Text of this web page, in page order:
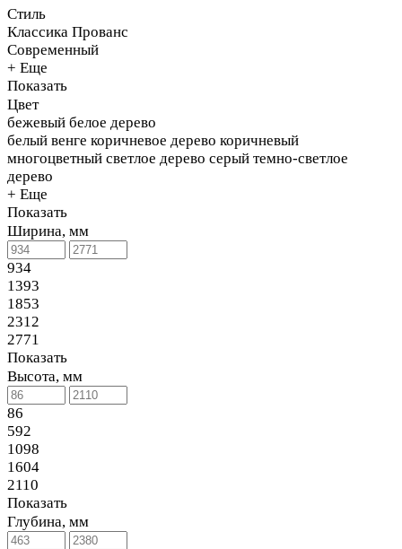
Стиль
Классика Прованс
Современный
+ Еще
Показать
Цвет
бежевый белое дерево
белый венге коричневое дерево коричневый
многоцветный светлое дерево серый темно-светлое
дерево
+ Еще
Показать
Ширина, мм
934
1393
1853
2312
2771
Показать
Высота, мм
86
592
1098
1604
2110
Показать
Глубина, мм